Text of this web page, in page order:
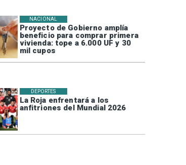
Proyecto de Gobierno amplía
beneficio para comprar primera
vivienda: tope a 6.000 UF y 30
mil cupos
NACIONAL
La Roja enfrentará a los
anfitriones del Mundial 2026
DEPORTES